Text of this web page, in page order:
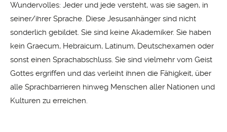
Wundervolles: Jeder und jede versteht, was sie sagen, in
seiner/ihrer Sprache. Diese Jesusanhänger sind nicht
sonderlich gebildet. Sie sind keine Akademiker. Sie haben
kein Graecum, Hebraicum, Latinum, Deutschexamen oder
sonst einen Sprachabschluss. Sie sind vielmehr vom Geist
Gottes ergriffen und das verleiht ihnen die Fähigkeit, über
alle Sprachbarrieren hinweg Menschen aller Nationen und
Kulturen zu erreichen.